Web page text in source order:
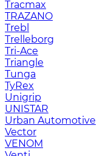
Tracmax
TRAZANO
Trebl
Trelleborg
Tri-Ace
Triangle
Tunga
TyRex
Unigrip
UNISTAR
Urban Automotive
Vector
VENOM